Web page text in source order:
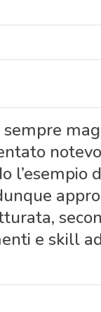
l’esempio
e skill